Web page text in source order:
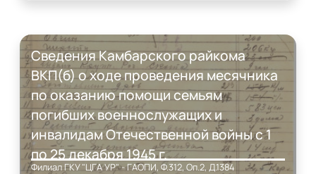
Сведения Камбарского райкома
ВКП(б) о ходе проведения месячника
по оказанию помощи семьям
погибших военнослужащих и
инвалидам Отечественной войны с 1
по 25 декабря 1945 г.
Филиал ГКУ "ЦГА УР" - ГАОПИ, Ф.312, Оп.2, Д.1384